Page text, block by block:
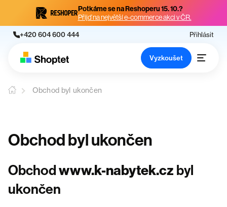
Potkáme se na Reshoperu 15. 10.?
Přijď na největší e-commerce akci v ČR.
+420 604 600 444 Přihlásit
Vyzkoušet
Obchod byl ukončen
Obchod byl ukončen
Obchodwww.k-nabytek.cz byl
ukončen